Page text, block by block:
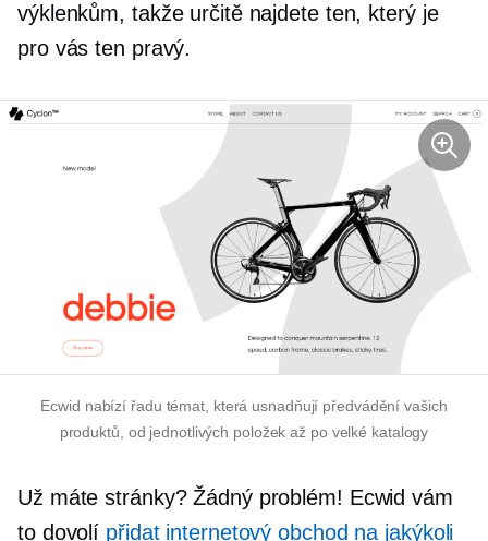
výklenkům, takže určitě najdete ten, který je
pro vás ten pravý.
Ecwid nabízí řadu témat, která usnadňují předvádění vašich
produktů, od jednotlivých položek až po velké katalogy
Už máte stránky? Žádný problém! Ecwid vám
to dovolí přidat internetový obchod na jakýkoli